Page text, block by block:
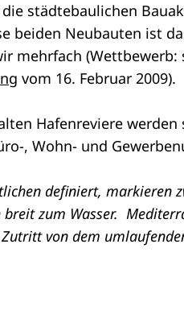
städtebaulichen
beiden Neubauten ist
mehrfach (Wettbewerb:
vom 16. Februar 2009).
Hafenreviere
, Wohn- und
definiert, markieren
zum Wasser.
von dem